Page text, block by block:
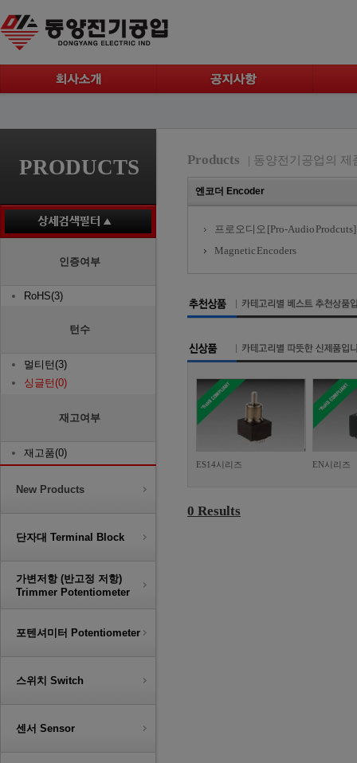
PRODUCTS
인증여부
RoHS(3)
턴수
멀티턴(3)
싱글턴(0)
재고여부
재고품(0)
New Products
단자대 Terminal Block
가변저항 (반고정 저항)
Trimmer Potentiometer
포텐셔미터 Potentiometer
스위치 Switch
센서 Sensor
Products | 동양전기공업의 제
엔코더 Encoder
프로오디오 [Pro-Audio Prodcuts]
Magnetic Encoders
ES14시리즈 EN시리즈
0 Results